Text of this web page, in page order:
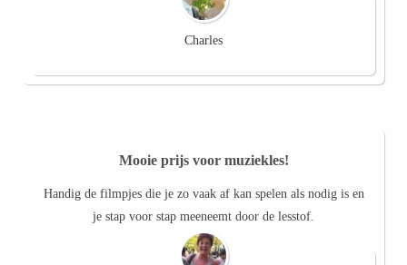
Charles
Mooie prijs voor muziekles!
Handig de filmpjes die je zo vaak af kan spelen als nodig is en
je stap voor stap meeneemt door de lesstof.